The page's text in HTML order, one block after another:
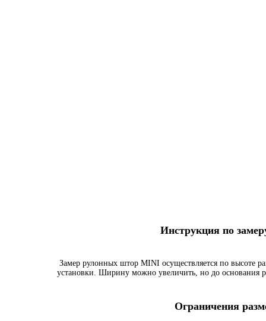
Инструкция по
Замер рулонных штор MINI осуществляется по высоте
установки. Ширину можно увеличить, но до основания
Ограничения